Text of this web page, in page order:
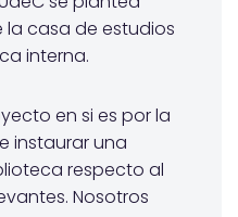
casa de estudios
interna.
en si es por la
instaurar una
respecto al
Nosotros